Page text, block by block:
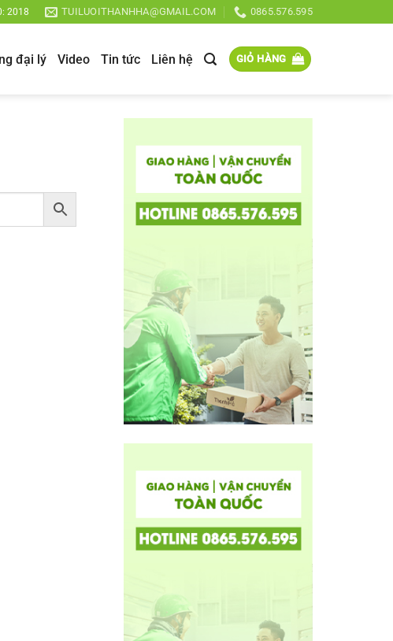
2018 TUILUOITHANHHA@GMAIL.COM 0865.576.595
đại lý Video Tin tức Liên hệ GIỎ HÀNG